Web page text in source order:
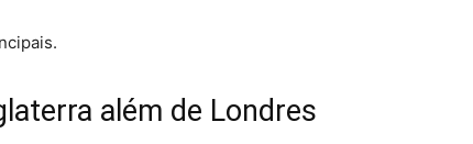
além de Londres